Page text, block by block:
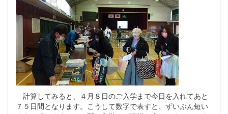
計算してみると、４月８日のご入学まで今日を入れてあと
７５日間となります。こうして数字で表すと、ずいぶん短い